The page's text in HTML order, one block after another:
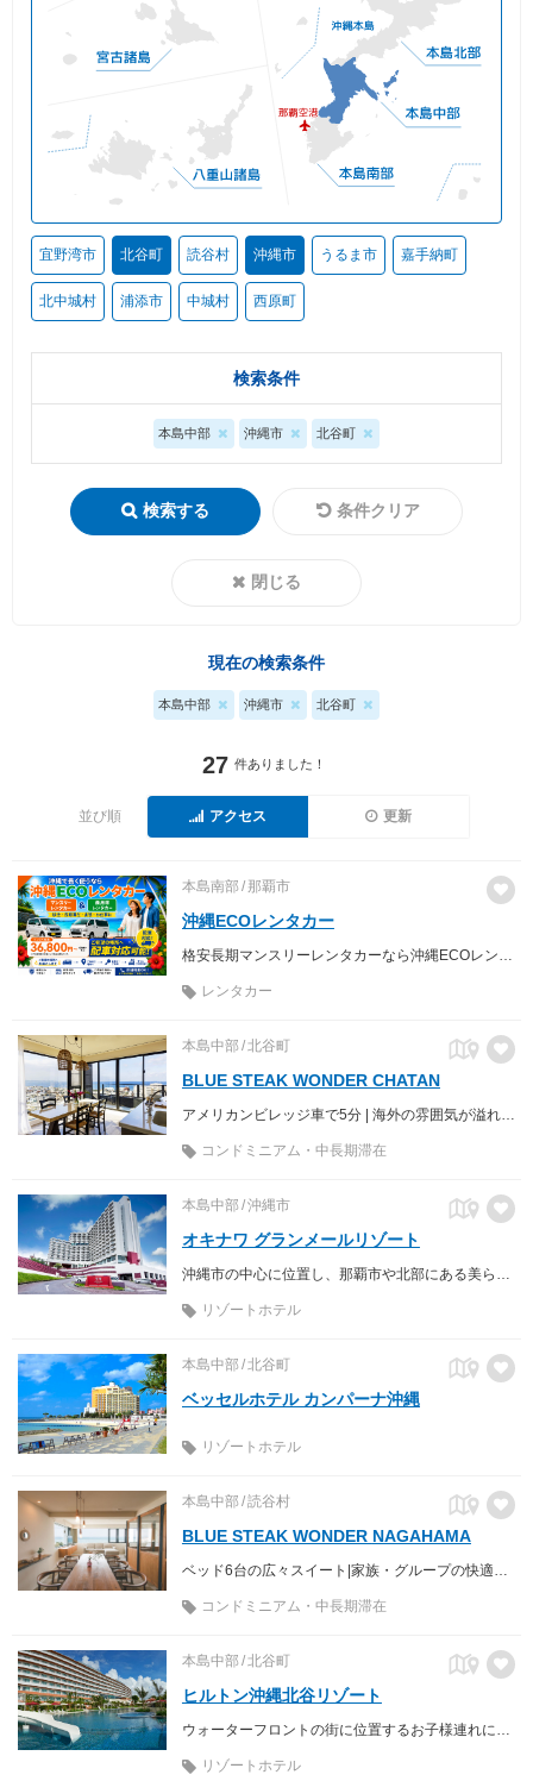
宜野湾市 北谷町 読谷村 沖縄市 うるま市 嘉手納町
北中城村 浦添市 中城村 西原町
検索条件
本島中部 沖縄市 北谷町
検索する 条件クリア
閉じる
現在の検索条件
本島中部 沖縄市 北谷町
27 件ありました！
並び順 アクセス 更新
本島南部 那覇市
沖縄ECOレンタカー
レンタカー
本島中部 北谷町
BLUE STEAK WONDER CHATAN
アメリカンビレッジ車で5分 | 海外の雰囲気が溢れる北谷砂辺エリア 広さがあり快適・連泊でお得なスタイリッシュコンドミニアム
コンドミニアム・中長期滞在
本島中部 沖縄市
オキナワ グランメールリゾート
リゾートホテル
本島中部 北谷町
ベッセルホテル カンパーナ沖縄
リゾートホテル
本島中部 読谷村
BLUE STEAK WONDER NAGAHAMA
コンドミニアム・中長期滞在
本島中部 北谷町
ヒルトン沖縄北谷リゾート
リゾートホテル